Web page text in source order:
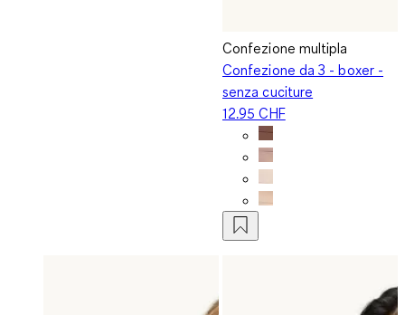
Confezione multipla
Confezione da 3 - boxer -
senza cuciture
12.95 CHF